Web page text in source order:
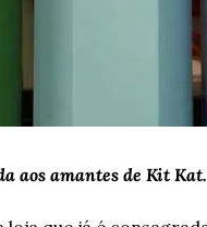
aos amantes de Kit Kat.